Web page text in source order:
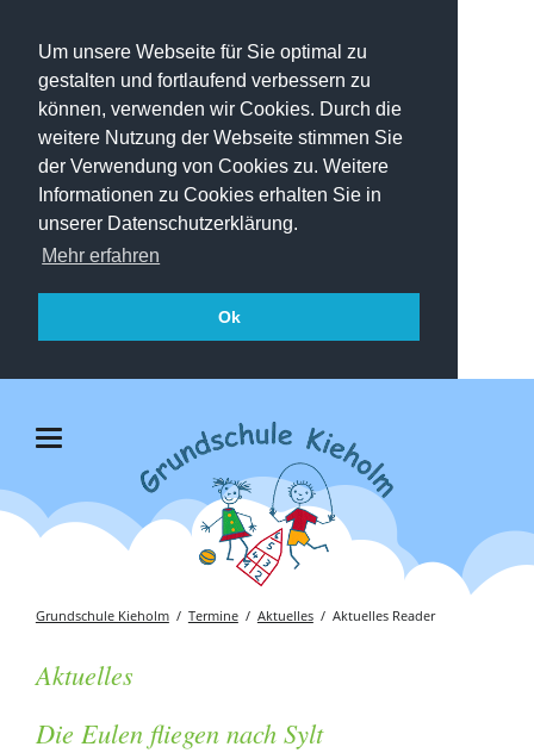
Um unsere Webseite für Sie optimal zu
gestalten und fortlaufend verbessern zu
können, verwenden wir Cookies. Durch die
weitere Nutzung der Webseite stimmen Sie
der Verwendung von Cookies zu. Weitere
Informationen zu Cookies erhalten Sie in
unserer Datenschutzerklärung.
Mehr erfahren
Ok
Grundschule Kieholm Termine Aktuelles Aktuelles Reader
Aktuelles
Die Eulen fliegen nach Sylt